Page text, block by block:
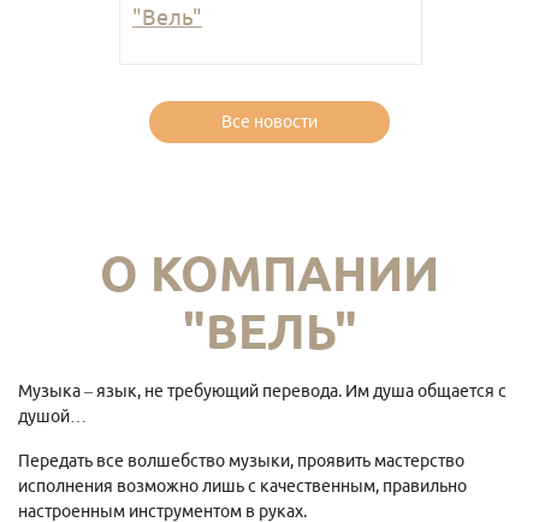
"Вель"
Все новости
О КОМПАНИИ
"ВЕЛЬ"
Музыка – язык, не требующий перевода. Им душа общается с
душой…
Передать все волшебство музыки, проявить мастерство
исполнения возможно лишь с качественным, правильно
настроенным инструментом в руках.